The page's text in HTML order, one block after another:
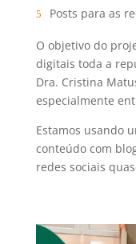
Posts para as
O objetivo do
digitais toda a
Dra. Cristina
especialmente
Estamos usando
conteúdo com
redes sociais